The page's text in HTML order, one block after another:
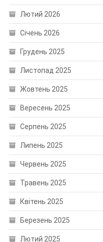
Лютий 2026
Січень 2026
Грудень 2025
Листопад 2025
Жовтень 2025
Вересень 2025
Серпень 2025
Липень 2025
Червень 2025
Травень 2025
Квітень 2025
Березень 2025
Лютий 2025